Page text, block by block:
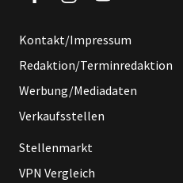
Kontakt/Impressum
Redaktion/Terminredaktion
Werbung/Mediadaten
Verkaufsstellen
Stellenmarkt
VPN Vergleich